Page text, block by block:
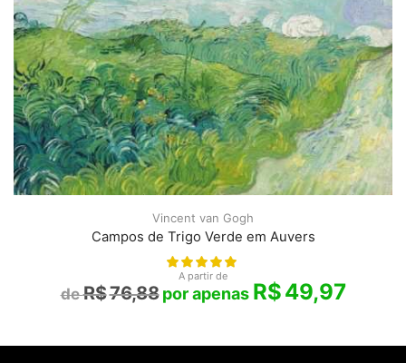
Vincent van Gogh
Campos de Trigo Verde em Auvers
A partir de
R$76,88 R$49,97